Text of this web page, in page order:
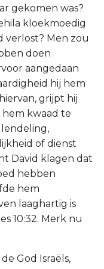
gekomen was?
kloekmoedig
verlost? Men zou
doen
aangedaan
hij hem
grijpt hij
hem kwaad te
of dienst
David klagen dat
hebben
hem
laaghartig is
10:32. Merk nu
God Israëls,